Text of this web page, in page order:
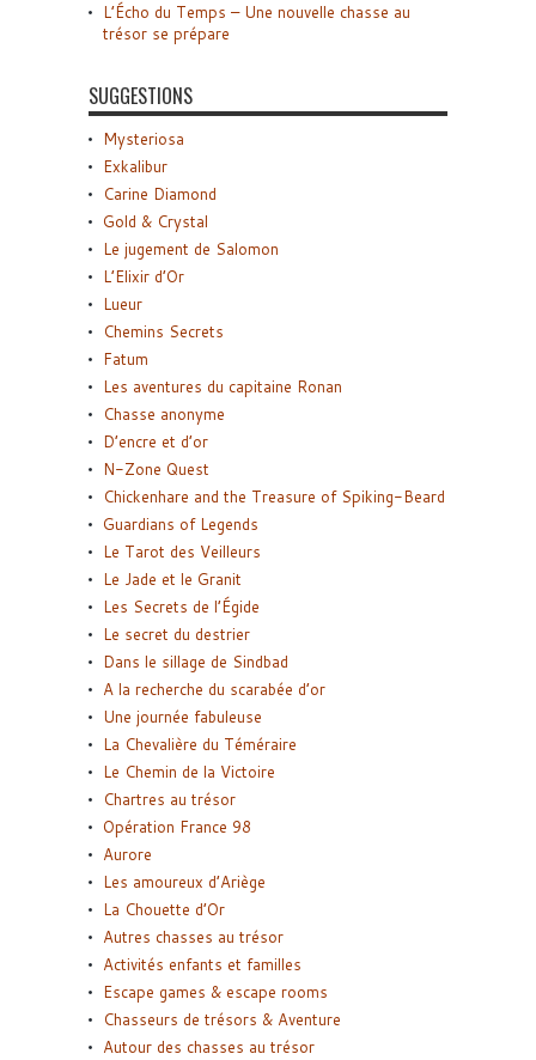
L’Écho du Temps – Une nouvelle chasse au
trésor se prépare
SUGGESTIONS
Mysteriosa
Exkalibur
Carine Diamond
Gold & Crystal
Le jugement de Salomon
L’Elixir d’Or
Lueur
Chemins Secrets
Fatum
Les aventures du capitaine Ronan
Chasse anonyme
D’encre et d’or
N-Zone Quest
Chickenhare and the Treasure of Spiking-Beard
Guardians of Legends
Le Tarot des Veilleurs
Le Jade et le Granit
Les Secrets de l’Égide
Le secret du destrier
Dans le sillage de Sindbad
A la recherche du scarabée d’or
Une journée fabuleuse
La Chevalière du Téméraire
Le Chemin de la Victoire
Chartres au trésor
Opération France 98
Aurore
Les amoureux d’Ariège
La Chouette d’Or
Autres chasses au trésor
Activités enfants et familles
Escape games & escape rooms
Chasseurs de trésors & Aventure
Autour des chasses au trésor